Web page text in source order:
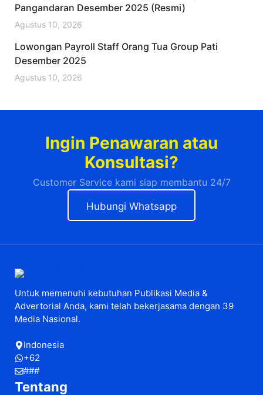
Pangandaran Desember 2025 (Resmi)
Agustus 10, 2026
Lowongan Payroll Staff Orang Tua Group Pati
Desember 2025
Agustus 10, 2026
Ingin Penawaran atau
Konsultasi?
Customer Service kami siap membantu 24/7
Hubungi Whatsapp
Untuk memenuhi kebutuhan Publikasi Media &
Advertorial Anda, kami telah bekerjasama dengan 39
Media Nasional.
Indonesia
+62
###
Tentang